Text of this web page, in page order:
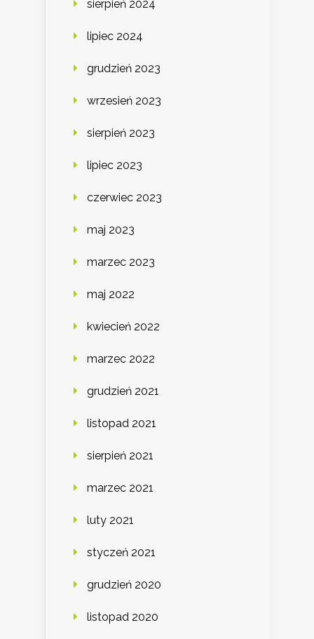
sierpień 2024
lipiec 2024
grudzień 2023
wrzesień 2023
sierpień 2023
lipiec 2023
czerwiec 2023
maj 2023
marzec 2023
maj 2022
kwiecień 2022
marzec 2022
grudzień 2021
listopad 2021
sierpień 2021
marzec 2021
luty 2021
styczeń 2021
grudzień 2020
listopad 2020